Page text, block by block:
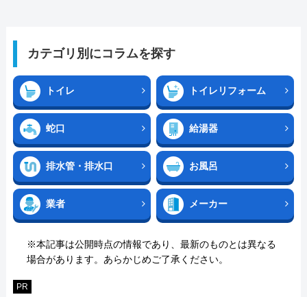
カテゴリ別にコラムを探す
トイレ トイレリフォーム
蛇口 給湯器
排水管・排水口 お風呂
業者 メーカー
※本記事は公開時点の情報であり、最新のものとは異なる
場合があります。あらかじめご了承ください。
PR